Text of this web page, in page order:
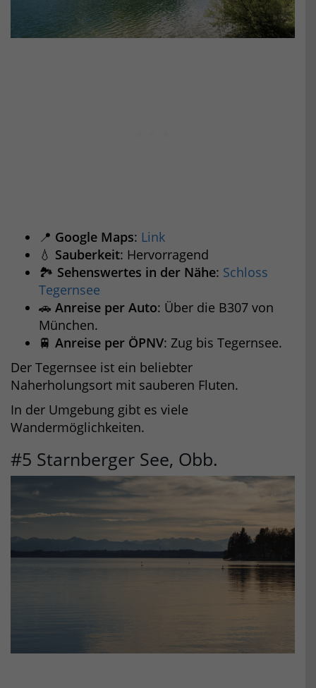
📍 Google Maps: Link
💧 Sauberkeit: Hervorragend
🏞️ Sehenswertes in der Nähe: Schloss
Tegernsee
🚗 Anreise per Auto: Über die B307 von
München.
🚆 Anreise per ÖPNV: Zug bis Tegernsee.
Der Tegernsee ist ein beliebter
Naherholungsort mit sauberen Fluten.
In der Umgebung gibt es viele
Wandermöglichkeiten.
#5 Starnberger See, Obb.